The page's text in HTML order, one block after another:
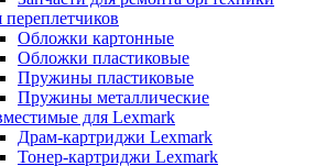
переплетчиков
Обложки картонные
Обложки пластиковые
Пружины пластиковые
Пружины металлические
для Lexmark
Драм-картриджи Lexmark
Тонер-картриджи Lexmark